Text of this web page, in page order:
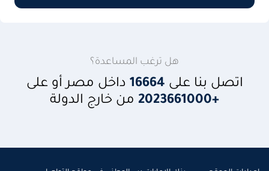
هل ترغب المساعدة؟
اتصل بنا على 16664 داخل مصر أو على
+2023661000
من خارج الدولة